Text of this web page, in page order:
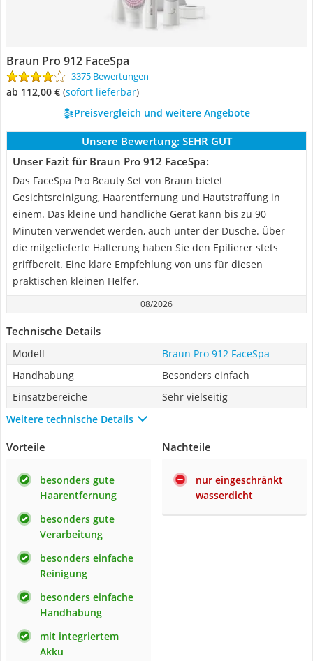
Braun Pro 912 FaceSpa
3375 Bewertungen
ab 112,00 € ( Sofort lieferbar)
Preisvergleich und weitere Angebote
Unsere Bewertung: SEHR GUT
Unser Fazit für Braun Pro 912 FaceSpa:
Das FaceSpa Pro Beauty Set von Braun bietet
Gesichtsreinigung, Haarentfernung und Hautstraffung in
einem. Das kleine und handliche Gerät kann bis zu 90
Minuten verwendet werden, auch unter der Dusche. Über
die mitgelieferte Halterung haben Sie den Epilierer stets
griffbereit. Eine klare Empfehlung von uns für diesen
praktischen kleinen Helfer.
08/2026
Technische Details
Modell
Braun Pro 912 FaceSpa
Handhabung
Besonders einfach
Einsatzbereiche
Sehr vielseitig
Weitere technische Details
Vorteile
besonders gute
Haarentfernung
besonders gute
Verarbeitung
besonders einfache
Reinigung
besonders einfache
Handhabung
mit integriertem
Akku
Nachteile
nur eingeschränkt
wasserdicht